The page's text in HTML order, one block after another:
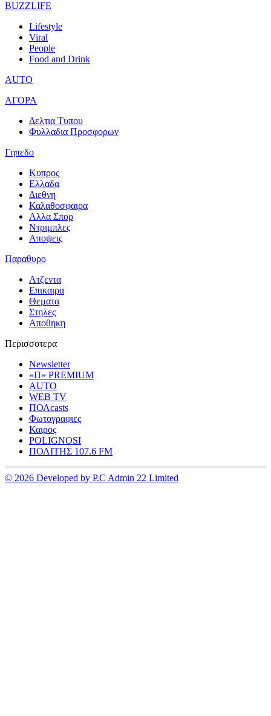
BUZZLIFE
Lifestyle
Viral
People
Food and Drink
AUTO
ΑΓΟΡΑ
Δελτια Τυπου
Φυλλαδια Προσφορων
Γηπεδο
Κυπρος
Ελλαδα
Διεθνη
Καλαθοσφαιρα
Αλλα Σπορ
Ντριμπλες
Αποψεις
Παραθυρο
Ατζεντα
Επικαιρα
Θεματα
Στηλες
Αποθηκη
Περισσοτερα
Newsletter
«Π» PREMIUM
AUTO
WEB TV
ΠΟΛcasts
Φωτογραφιες
Καιρος
POLIGNOSI
ΠΟΛΙΤΗΣ 107.6 FM
© 2026 Developed by P.C Admin 22 Limited